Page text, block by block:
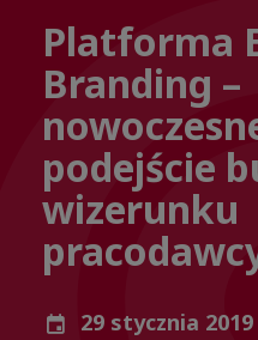
Platforma
Branding –
podejście
wizerunku
29 stycznia